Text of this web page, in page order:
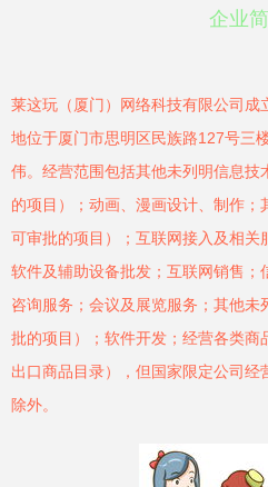
企业
莱这玩（厦门）网络科技有限公司
地位于厦门市思明区民族路127号三
伟。经营范围包括其他未列明信息技
的项目）；动画、漫画设计、制作
可审批的项目）；互联网接入及相关
软件及辅助设备批发；互联网销售；
咨询服务；会议及展览服务；其他
批的项目）；软件开发；经营各类商
出口商品目录），但国家限定公司
除外。